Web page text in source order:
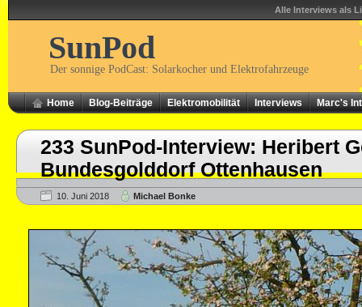
Alle Interviews als
SunPod
Der sonnige PodCast: Solarkocher und Elektrofahrzeuge
Home Blog-Beiträge Elektromobilität Interviews Marc's
233 SunPod-Interview: Heribert
Bundesgolddorf Ottenhausen
10. Juni 2018 Michael Bonke